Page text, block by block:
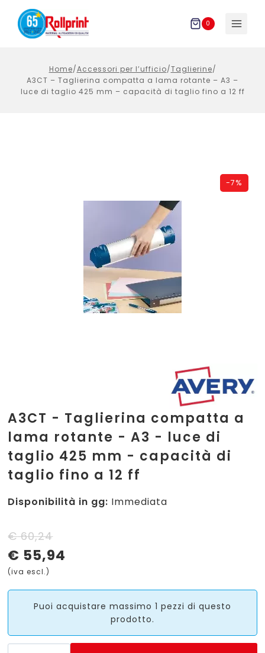
Salta
contenuto
0
Home/Accessori per l’ufficio/Taglierine/
A3CT – Taglierina compatta a lama rotante – A3 –
luce di taglio 425 mm – capacità di taglio fino a 12 ff
-7%
A3CT - Taglierina compatta a
lama rotante - A3 - luce di
taglio 425 mm - capacità di
taglio fino a 12 ff
Disponibilità in gg: Immediata
€60,24
Il
prezzo
originale
era:
€ 55,94
Il
prezzo
attuale
(iva escl.)
Puoi acquistare massimo 1 pezzi di questo
prodotto.